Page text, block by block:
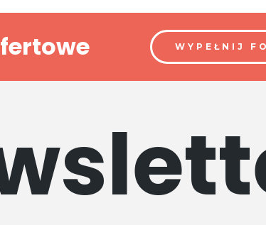
WYPEŁNIJ